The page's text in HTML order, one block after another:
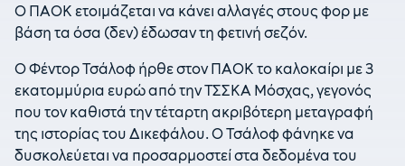
Ο ΠΑΟΚ ετοιμάζεται να κάνει αλλαγές στους φορ με
βάση τα όσα (δεν) έδωσαν τη φετινή σεζόν.
Ο Φέντορ Τσάλοφ ήρθε στον ΠΑΟΚ το καλοκαίρι με 3
εκατομμύρια ευρώ από την ΤΣΣΚΑ Μόσχας, γεγονός
που τον καθιστά την τέταρτη ακριβότερη μεταγραφή
της ιστορίας του Δικεφάλου. Ο Τσάλοφ φάνηκε να
δυσκολεύεται να προσαρμοστεί στα δεδομένα του